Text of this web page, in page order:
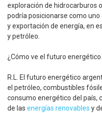
exploración de hidrocarburos
podría posicionarse como
y exportación de energía, en
y petróleo.
¿Cómo ve el futuro
R.L. El futuro energético
el petróleo, combustibles
consumo energético del país,
de las energías renovables y